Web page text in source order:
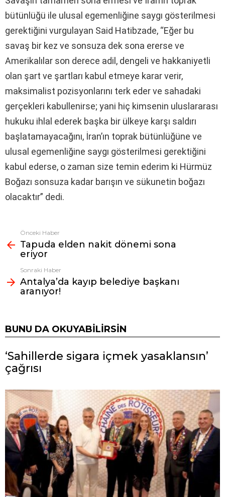
bütünlüğü ile ulusal egemenliğine saygı gösterilmesi
gerektiğini vurgulayan Said Hatibzade, “Eğer bu
savaş bir kez ve sonsuza dek sona ererse ve
Amerikalılar son derece adil, dengeli ve hakkaniyetli
olan şart ve şartları kabul etmeye karar verir,
maksimalist pozisyonlarını terk eder ve sahadaki
gerçekleri kabullenirse; yani hiç kimsenin uluslararası
hukuku ihlal ederek başka bir ülkeye karşı saldırı
başlatamayacağını, İran’ın toprak bütünlüğüne ve
ulusal egemenliğine saygı gösterilmesi gerektiğini
kabul ederse, o zaman size temin ederim ki Hürmüz
Boğazı sonsuza kadar barışın ve sükunetin boğazı
olacaktır” dedi.
Fazlasına
bak
Önceki Haber
Tapuda elden nakit dönemi sona
eriyor
Sonraki Haber
Antalya’da kayıp belediye başkanı
aranıyor!
BUNU DA OKUYABILIRSIN
‘Sahillerde sigara içmek yasaklansın’
çağrısı